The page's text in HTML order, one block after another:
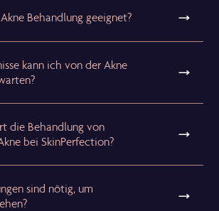
Behandlung geeignet?
kann ich von der Akne
die Behandlung von
bei SkinPerfection?
sind nötig, um